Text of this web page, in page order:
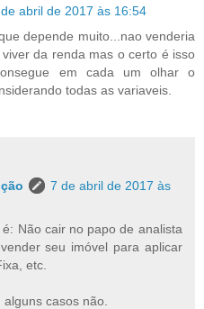
abril de 2017 às 16:54
depende muito...nao venderia
da renda mas o certo é isso
em cada um olhar o
todas as variaveis.
7 de abril de 2017 às
Não cair no papo de analista
seu imóvel para aplicar
etc.
casos não.